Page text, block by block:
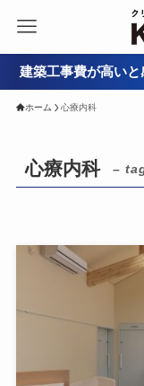
建築工事費が高いと
ホーム 心療内科
心療内科 –